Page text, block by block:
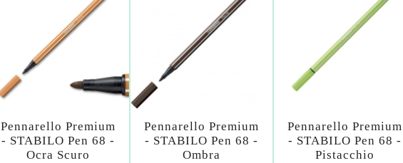
Pennarello Premium
- STABILO Pen 68 -
Ocra Scuro
Pennarello Premium
- STABILO Pen 68 -
Ombra
Pennarello Premium
- STABILO Pen 68 -
Pistacchio